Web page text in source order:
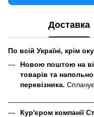
Доставка
По всій Україні, крім
Новою поштою на
товарів та
перевізника.
Кур'єром компанії